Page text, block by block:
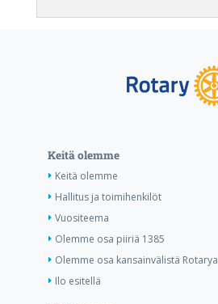
Keitä olemme
Keitä olemme
Hallitus ja toimihenkilöt
Vuositeema
Olemme osa piiriä 1385
Olemme osa kansainvälistä Rotarya
Ilo esitellä